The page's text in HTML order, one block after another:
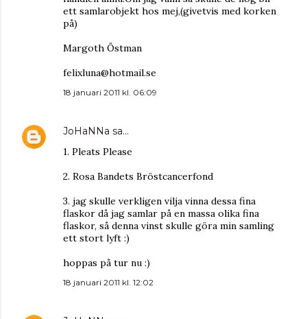
ett samlarobjekt hos mej,(givetvis med korken
på)
Margoth Östman
felixluna@hotmail.se
18 januari 2011 kl. 06:09
JoHaNNa sa…
1. Pleats Please
2. Rosa Bandets Bröstcancerfond
3. jag skulle verkligen vilja vinna dessa fina
flaskor då jag samlar på en massa olika fina
flaskor, så denna vinst skulle göra min samling
ett stort lyft :)
hoppas på tur nu :)
18 januari 2011 kl. 12:02